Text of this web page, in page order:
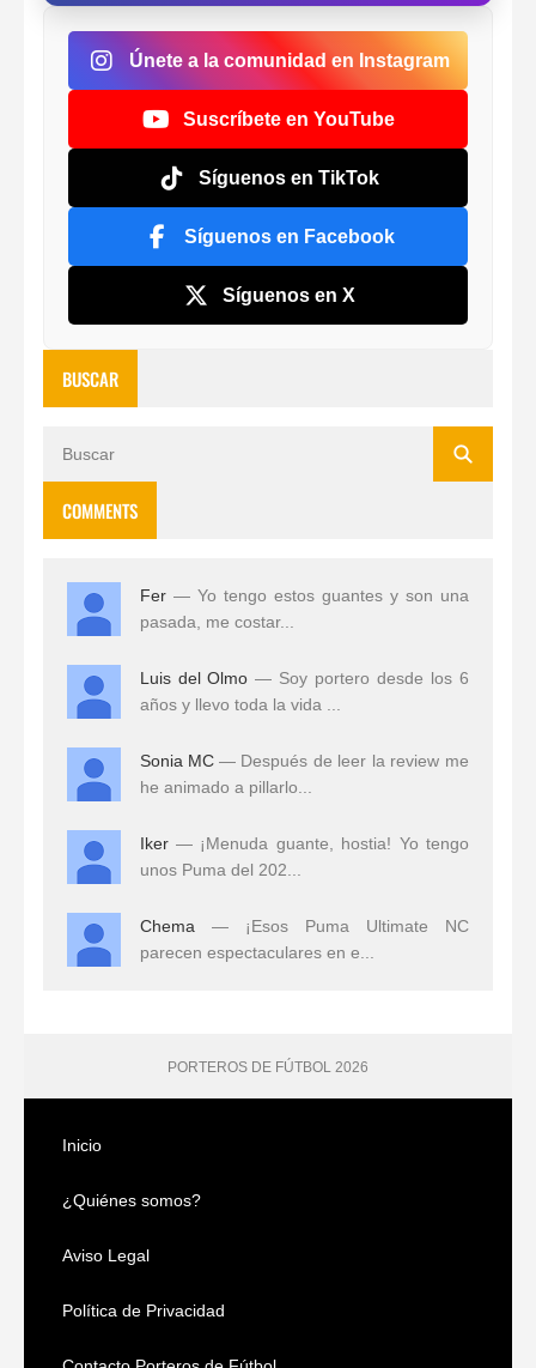
Únete a la comunidad en Instagram
Suscríbete en YouTube
Síguenos en TikTok
Síguenos en Facebook
Síguenos en X
BUSCAR
COMMENTS
Fer — Yo tengo estos guantes y son una
pasada, me costar...
Luis del Olmo — Soy portero desde los 6
años y llevo toda la vida ...
Sonia MC — Después de leer la review me
he animado a pillarlo...
Iker — ¡Menuda guante, hostia! Yo tengo
unos Puma del 202...
Chema — ¡Esos Puma Ultimate NC
parecen espectaculares en e...
PORTEROS DE FÚTBOL 2026
Inicio
¿Quiénes somos?
Aviso Legal
Política de Privacidad